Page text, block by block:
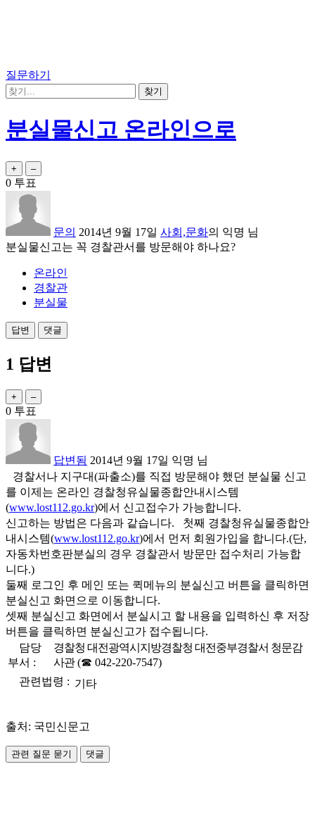
질문하기
분실물신고 온라인으로
0 투표
문의 2014년 9월 17일 사회,문화의 익명 님
분실물신고는 꼭 경찰관서를 방문해야 하나요?
온라인
경찰관
분실물
1 답변
0 투표
답변됨 2014년 9월 17일 익명 님
경찰서나 지구대(파출소)를 직접 방문해야 했던 분실물 신고
를 이제는 온라인 경찰청유실물종합안내시스템
(www.lost112.go.kr)에서 신고접수가 가능합니다.
신고하는 방법은 다음과 같습니다.
첫째 경찰청유실물종합안
내시스템(www.lost112.go.kr)에서 먼저 회원가입을 합니다.(단,
자동차번호판분실의 경우 경찰관서 방문만 접수처리 가능합
니다.)
둘째 로그인 후 메인 또는 퀵메뉴의 분실신고 버튼을 클릭하면
분실신고 화면으로 이동합니다.
셋째 분실신고 화면에서 분실시고 할 내용을 입력하신 후 저장
버튼을 클릭하면 분실신고가 접수됩니다.
담당
부서 :
경찰청 대전광역시지방경찰청 대전중부경찰서 청문감
사관(☎ 042-220-7547)
관련법령 : 기타
출처: 국민신문고